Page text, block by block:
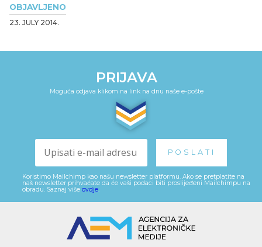
OBJAVLJENO
23. JULY 2014.
PRIJAVA
Moguća odjava klikom na link na dnu naše e-pošte
Koristimo Mailchimp kao našu newsletter platformu. Ako se pretplatite na
naš newsletter prihvaćate da će vaši podaci biti proslijeđeni Mailchimpu na
obradu. Saznaj više ovdje.